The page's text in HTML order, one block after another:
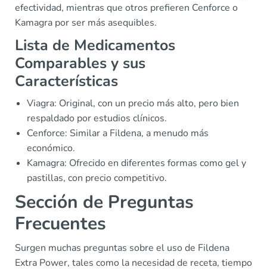
efectividad, mientras que otros prefieren Cenforce o
Kamagra por ser más asequibles.
Lista de Medicamentos
Comparables y sus
Características
Viagra: Original, con un precio más alto, pero bien
respaldado por estudios clínicos.
Cenforce: Similar a Fildena, a menudo más
económico.
Kamagra: Ofrecido en diferentes formas como gel y
pastillas, con precio competitivo.
Sección de Preguntas
Frecuentes
Surgen muchas preguntas sobre el uso de Fildena
Extra Power, tales como la necesidad de receta, tiempo